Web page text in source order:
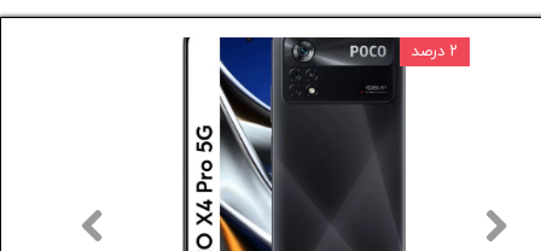
۲ درصد